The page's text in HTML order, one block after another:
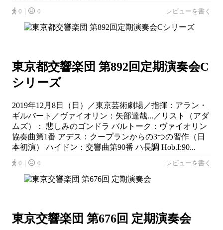
0｜ 0 レビューを書く
東京都交響楽団 第892回定期演奏会C
シリーズ
2019年12月8日（日）／東京芸術劇場／指揮：アラン・
ギルバート／ヴァイオリン：矢部達哉...／リスト（アダ
ムズ）： 悲しみのゴンドラ バルトーク：ヴァイオリン
協奏曲第1番 アデス：クープランからの3つの習作（日
本初演） ハイドン：交響曲第90番 ハ長調 Hob.I:90...
0｜ 0 レビューを書く
東京交響楽団 第676回 定期演奏会